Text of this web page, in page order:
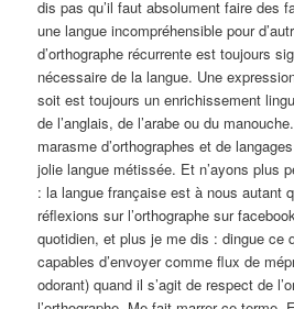
dis pas qu’il faut absolument faire des
une langue incompréhensible pour
d’orthographe récurrente est toujours
nécessaire de la langue. Une
soit est toujours un enrichissement
de l’anglais, de l’arabe ou du
marasme d’orthographes et de
jolie langue métissée. Et n’ayons plus
: la langue française est à nous autant
réflexions sur l’orthographe sur
quotidien, et plus je me dis : dingue ce
capables d’envoyer comme flux de
odorant) quand il s’agit de respect de